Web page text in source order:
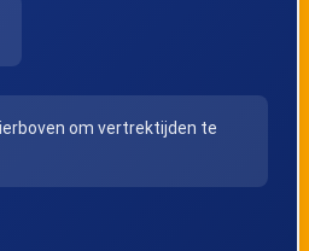
om vertrektijden te